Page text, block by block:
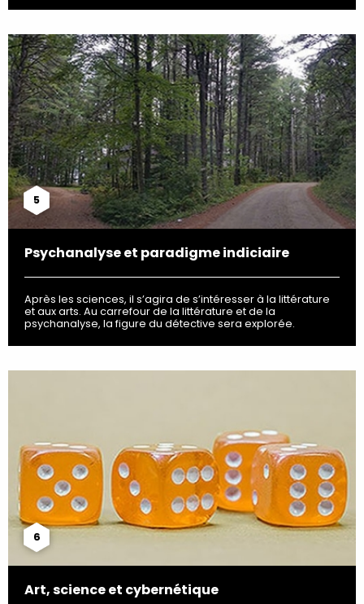
5
Psychanalyse et paradigme indiciaire
Après les sciences, il s’agira de s’intéresser à la littérature
et aux arts. Au carrefour de la littérature et de la
psychanalyse, la figure du détective sera explorée.
6
Art, science et cybernétique